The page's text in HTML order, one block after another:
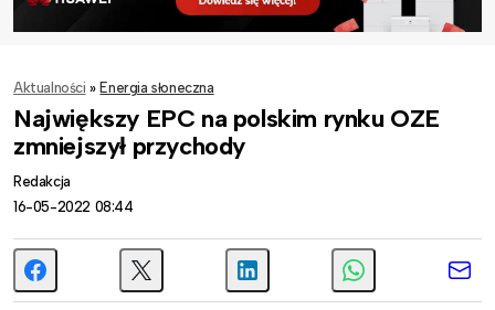
Aktualności » Energia słoneczna
Największy EPC na polskim rynku OZE
zmniejszył przychody
Redakcja
16-05-2022 08:44